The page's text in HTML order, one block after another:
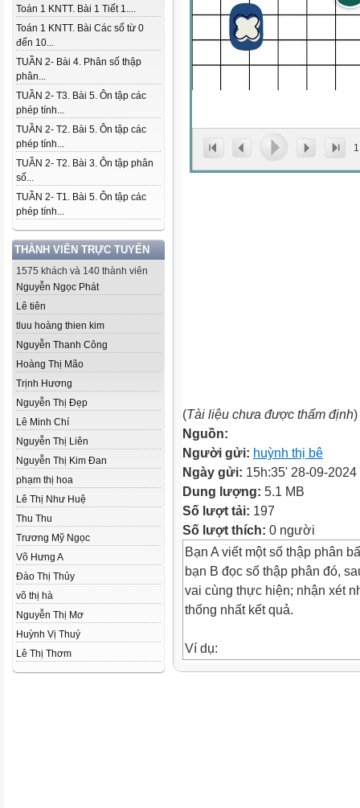
Toán 1 KNTT. Bài 1 Tiết 1....
Toán 1 KNTT. Bài Các số từ 0
đến 10...
TUẦN 2- Bài 4. Phân số thập
phân...
TUẦN 2- T3. Bài 5. Ôn tập các
phép tính...
TUẦN 2- T2. Bài 5. Ôn tập các
phép tính...
TUẦN 2- T2. Bài 3. Ôn tập phân
số...
TUẦN 2- T1. Bài 5. Ôn tập các
phép tính...
THÀNH VIÊN TRỰC TUYẾN
1575 khách và 140 thành viên
Nguyễn Ngọc Phát
Lê tiên
tluu hoàng thien kim
Nguyễn Thanh Công
Hoàng Thị Mão
Trịnh Hương
Nguyễn Thị Đẹp
Lê Minh Chí
Nguyễn Thị Liên
Nguyễn Thị Kim Đan
phạm thị hoa
Lê Thị Như Huệ
Thu Thu
Trương Mỹ Ngọc
Võ Hưng A
Đào Thị Thủy
võ thị hà
Nguyễn Thị Mơ
Huỳnh Vị Thuý
Lê Thị Thơm
1
(Tài liệu chưa được thẩm định)
Nguồn:
Người gửi: huỳnh thị bê
Ngày gửi: 15h:35' 28-09-2024
Dung lượng: 5.1 MB
Số lượt tải: 197
Số lượt thích: 0 người
Bạn A viết một số thập phân
bạn B đọc số thập phân đó,
vai cùng thực hiện; nhận xét
thống nhất kết quả.
Ví dụ: